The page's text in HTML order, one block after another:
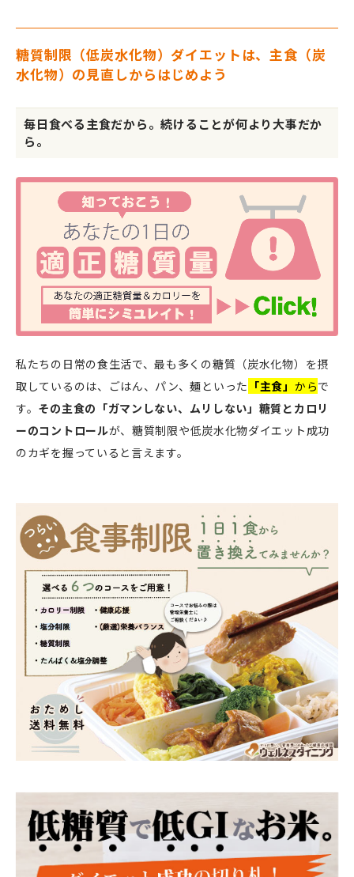
糖質制限（低炭水化物）ダイエットは、主食（炭
水化物）の見直しからはじめよう
毎日食べる主食だから。続けることが何より大事だか
ら。
私たちの日常の食生活で、最も多くの糖質（炭水化物）を摂
取しているのは、ごはん、パン、麺といった 「主食」 からで
す。 その主食の「ガマンしない、ムリしない」糖質とカロリ
ーのコントロールが、糖質制限や低炭水化物ダイエット成功
のカギを握っていると言えます。